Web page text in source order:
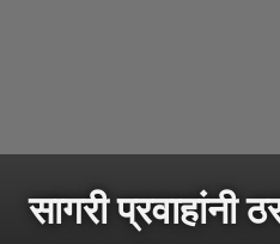
सागरी प्रवाहांनी